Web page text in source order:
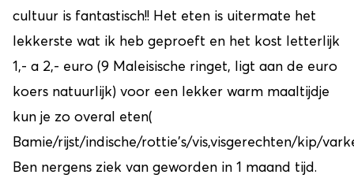
cultuur is fantastisch!! Het eten is uitermate het
lekkerste wat ik heb geproeft en het kost letterlijk
1,- a 2,- euro (9 Maleisische ringet, ligt aan de euro
koers natuurlijk) voor een lekker warm maaltijdje
kun je zo overal eten(
Bamie/rijst/indische/rottie's/vis,visgerechten/kip/
Ben nergens ziek van geworden in 1 maand tijd.